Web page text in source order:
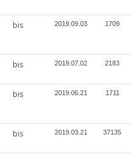
bis 2019.09.03 1709
bis 2019.07.02 2183
bis 2019.06.21 1711
bis 2019.03.21 37135